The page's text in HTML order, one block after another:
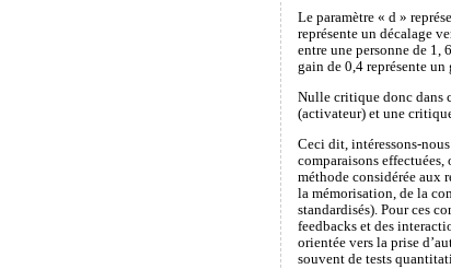
Le paramètre « d »
représente un décalage
entre une personne de 1,
gain de 0,4 représente
Nulle critique donc dans
(activateur) et une
Ceci dit, intéressons-
comparaisons effectuées,
méthode considérée aux
la mémorisation, de la
standardisés). Pour ces
feedbacks et des
orientée vers la prise
souvent de tests